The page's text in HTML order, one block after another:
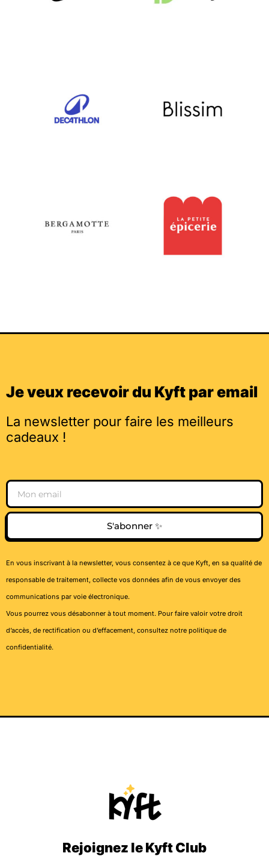
Je veux recevoir du Kyft par email
La newsletter pour faire les meilleurs
cadeaux !
Email
S'abonner ✨
En vous inscrivant à la newsletter, vous consentez à ce que Kyft, en sa qualité de
responsable de traitement, collecte vos données afin de vous envoyer des
communications par voie électronique.
Vous pourrez vous désabonner à tout moment. Pour faire valoir votre droit
d’accès, de rectification ou d’effacement, consultez notre politique de
confidentialité.
Rejoignez le Kyft Club